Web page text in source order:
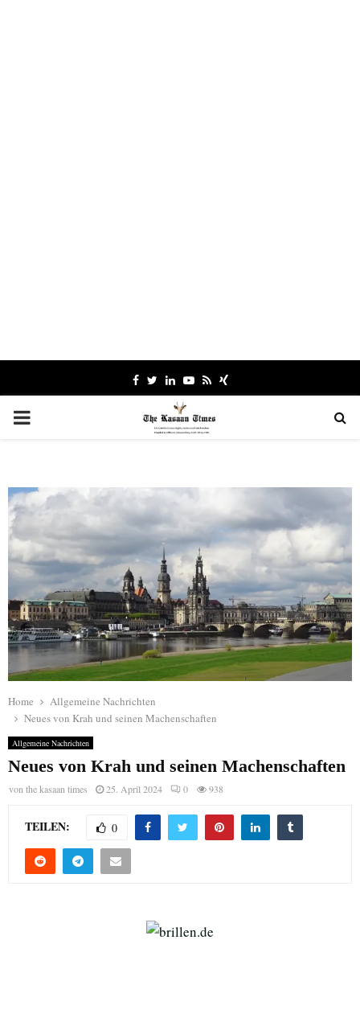
Facebook
TwitterLinkedinYoutube
RssXing
PRIMARY
Home
Allgemeine Nachrichten
Neues von Krah und seinen Machenschaften
Allgemeine Nachrichten
Neues von Krah und seinen Machenschaften
vonthe kasaan times 25. April 2024 0 938
TEILEN: 0